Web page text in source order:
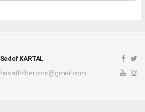
Sedef KARTAL
hasathabercom@gmail.com